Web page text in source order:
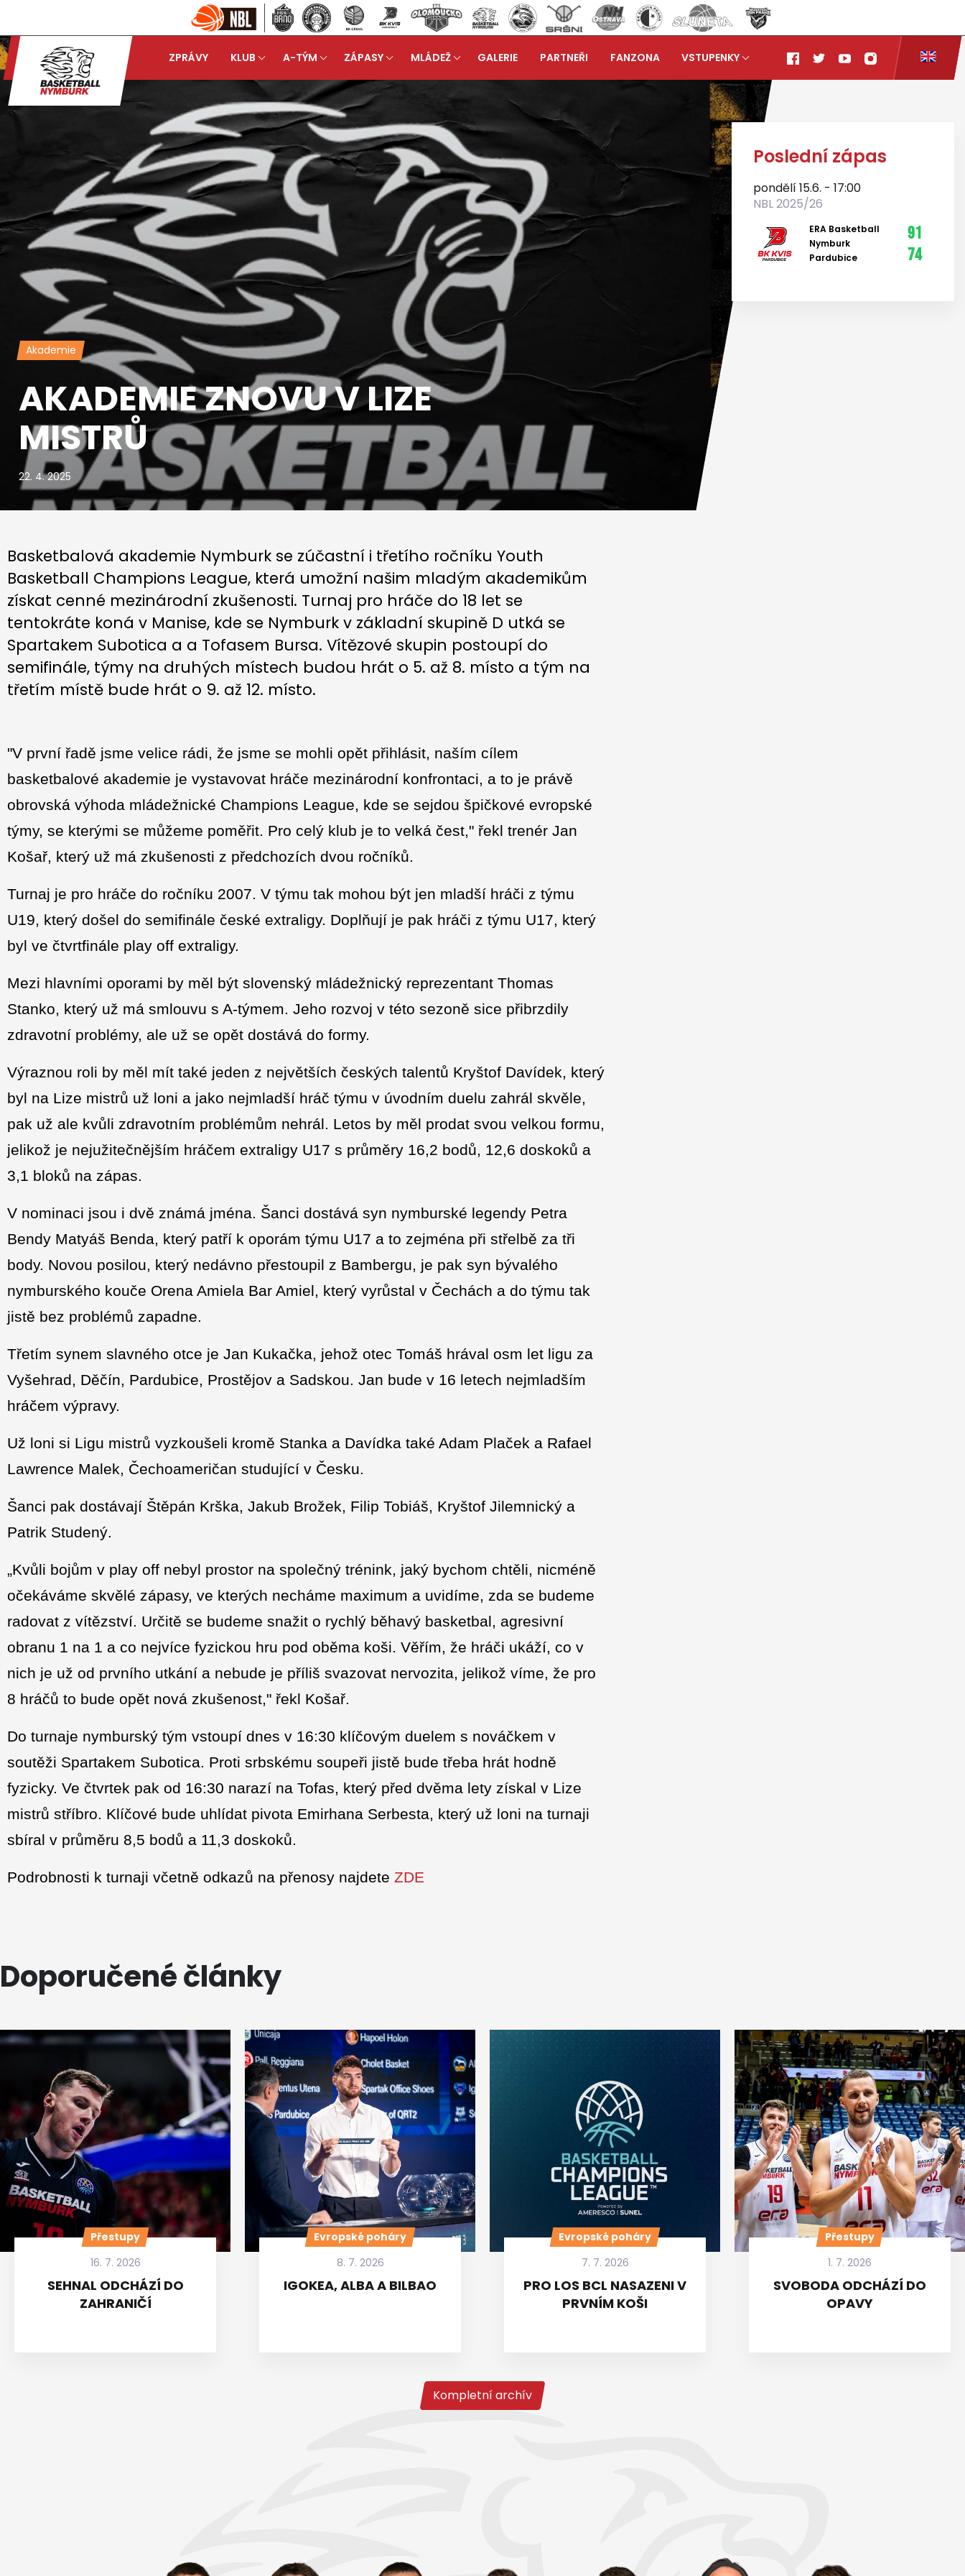
ZPRÁVY KLUB A-TÝM ZÁPASY MLÁDEŽ GALERIE PARTNEŘI FANZONA VSTUPENKY
Akademie
AKADEMIE ZNOVU V LIZE
MISTRŮ
22. 4. 2025
Basketbalová akademie Nymburk se zúčastní i třetího ročníku Youth
Basketball Champions League, která umožní našim mladým akademikům
získat cenné mezinárodní zkušenosti. Turnaj pro hráče do 18 let se
tentokráte koná v Manise, kde se Nymburk v základní skupině D utká se
Spartakem Subotica a a Tofasem Bursa. Vítězové skupin postoupí do
semifinále, týmy na druhých místech budou hrát o 5. až 8. místo a tým na
třetím místě bude hrát o 9. až 12. místo.
"V první řadě jsme velice rádi, že jsme se mohli opět přihlásit, naším cílem
basketbalové akademie je vystavovat hráče mezinárodní konfrontaci, a to je právě
obrovská výhoda mládežnické Champions League, kde se sejdou špičkové evropské
týmy, se kterými se můžeme poměřit. Pro celý klub je to velká čest," řekl trenér Jan
Košař, který už má zkušenosti z předchozích dvou ročníků.
Turnaj je pro hráče do ročníku 2007. V týmu tak mohou být jen mladší hráči z týmu
U19, který došel do semifinále české extraligy. Doplňují je pak hráči z týmu U17, který
byl ve čtvrtfinále play off extraligy.
Mezi hlavními oporami by měl být slovenský mládežnický reprezentant Thomas
Stanko, který už má smlouvu s A-týmem. Jeho rozvoj v této sezoně sice přibrzdily
zdravotní problémy, ale už se opět dostává do formy.
Výraznou roli by měl mít také jeden z největších českých talentů Kryštof Davídek, který
byl na Lize mistrů už loni a jako nejmladší hráč týmu v úvodním duelu zahrál skvěle,
pak už ale kvůli zdravotním problémům nehrál. Letos by měl prodat svou velkou formu,
jelikož je nejužitečnějším hráčem extraligy U17 s průměry 16,2 bodů, 12,6 doskoků a
3,1 bloků na zápas.
V nominaci jsou i dvě známá jména. Šanci dostává syn nymburské legendy Petra
Bendy Matyáš Benda, který patří k oporám týmu U17 a to zejména při střelbě za tři
body. Novou posilou, který nedávno přestoupil z Bambergu, je pak syn bývalého
nymburského kouče Orena Amiela Bar Amiel, který vyrůstal v Čechách a do týmu tak
jistě bez problémů zapadne.
Třetím synem slavného otce je Jan Kukačka, jehož otec Tomáš hrával osm let ligu za
Vyšehrad, Děčín, Pardubice, Prostějov a Sadskou. Jan bude v 16 letech nejmladším
hráčem výpravy.
Už loni si Ligu mistrů vyzkoušeli kromě Stanka a Davídka také Adam Plaček a Rafael
Lawrence Malek, Čechoameričan studující v Česku.
Šanci pak dostávají Štěpán Krška, Jakub Brožek, Filip Tobiáš, Kryštof Jilemnický a
Patrik Studený.
„Kvůli bojům v play off nebyl prostor na společný trénink, jaký bychom chtěli, nicméně
očekáváme skvělé zápasy, ve kterých necháme maximum a uvidíme, zda se budeme
radovat z vítězství. Určitě se budeme snažit o rychlý běhavý basketbal, agresivní
obranu 1 na 1 a co nejvíce fyzickou hru pod oběma koši. Věřím, že hráči ukáží, co v
nich je už od prvního utkání a nebude je příliš svazovat nervozita, jelikož víme, že pro
8 hráčů to bude opět nová zkušenost," řekl Košař.
Do turnaje nymburský tým vstoupí dnes v 16:30 klíčovým duelem s nováčkem v
soutěži Spartakem Subotica. Proti srbskému soupeři jistě bude třeba hrát hodně
fyzicky. Ve čtvrtek pak od 16:30 narazí na Tofas, který před dvěma lety získal v Lize
mistrů stříbro. Klíčové bude uhlídat pivota Emirhana Serbesta, který už loni na turnaji
sbíral v průměru 8,5 bodů a 11,3 doskoků.
Podrobnosti k turnaji včetně odkazů na přenosy najdete ZDE
Poslední zápas
pondělí 15.6. - 17:00
NBL 2025/26
ERA Basketball
Nymburk
Pardubice
91
74
Doporučené články
Přestupy
16. 7. 2026
SEHNAL ODCHÁZÍ DO
ZAHRANIČÍ
Evropské poháry
8. 7. 2026
IGOKEA, ALBA A BILBAO
Evropské poháry
7. 7. 2026
PRO LOS BCL NASAZENI V
PRVNÍM KOŠI
Přestupy
1. 7. 2026
SVOBODA ODCHÁZÍ DO
OPAVY
Kompletní archív